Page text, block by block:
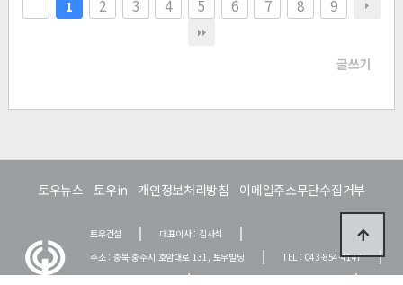
1 2 3 4 5 6 7 8 9
글쓰기
토우뉴스 토우in 개인정보처리방침 이메일주소무단수집거부
토우건설
대표이사 : 김사석
주소 : 충북 충주시 호암대로 131, 토우빌딩
TEL : 043-854-4147